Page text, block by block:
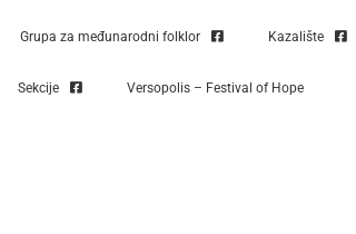
Grupa za međunarodni folklor Kazalište
Sekcije Versopolis – Festival of Hope